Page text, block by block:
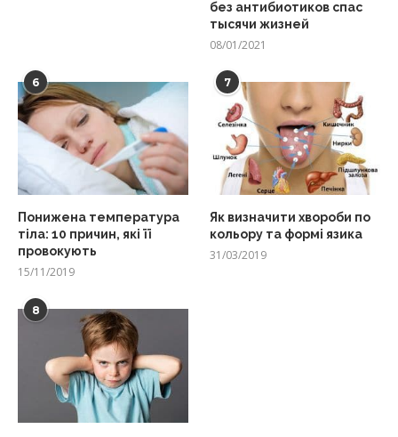
без антибиотиков спас
тысячи жизней
08/01/2021
6
Понижена температура
тіла: 10 причин, які її
провокують
15/11/2019
7
Як визначити хвороби по
кольору та формі язика
31/03/2019
8